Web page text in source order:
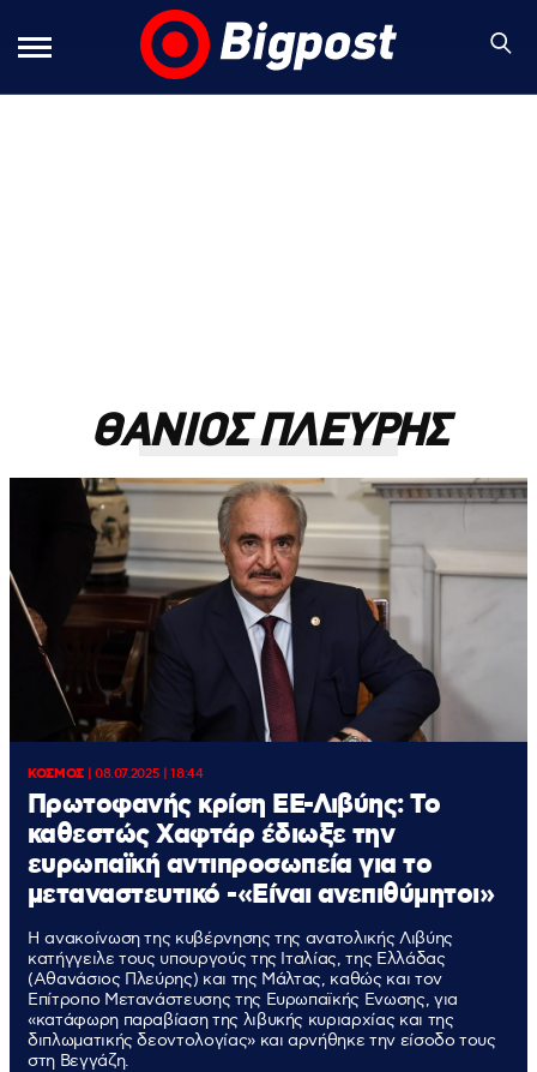
ΘΑΝΙΟΣ ΠΛΕΥΡΗΣ
ΚΟΣΜΟΣ| 08.07.2025 | 18:44
Πρωτοφανής κρίση ΕΕ-Λιβύης: Το
καθεστώς Χαφτάρ έδιωξε την
ευρωπαϊκή αντιπροσωπεία για το
μεταναστευτικό -«Είναι ανεπιθύμητοι»
H ανακοίνωση της κυβέρνησης της ανατολικής Λιβύης
κατήγγειλε τους υπουργούς της Ιταλίας, της Ελλάδας
(Αθανάσιος Πλεύρης) και της Μάλτας, καθώς και τον
Επίτροπο Μετανάστευσης της Ευρωπαϊκής Ενωσης, για
«κατάφωρη παραβίαση της λιβυκής κυριαρχίας και της
διπλωματικής δεοντολογίας» και αρνήθηκε την είσοδο τους
στη Βεγγάζη.